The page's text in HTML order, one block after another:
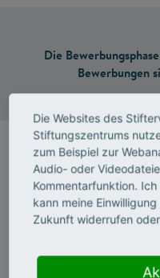
Die
Bewerbungen
Bei der Begutachtung
Die Websites des
Stiftungszentrums
zum Beispiel zur
Audio- oder
Kommentarfunktion.
kann meine
Zukunft widerrufen